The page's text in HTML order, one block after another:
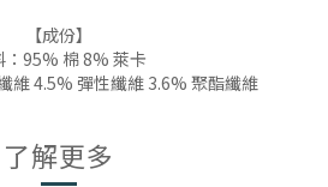
【成份】
：95% 棉 8% 萊卡
維 4.5% 彈性纖維 3.6% 聚酯纖維
了解更多